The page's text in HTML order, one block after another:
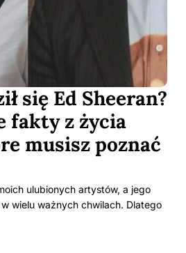
się Ed Sheeran?
fakty z życia
musisz poznać
ulubionych artystów, a jego
wielu ważnych chwilach. Dlatego